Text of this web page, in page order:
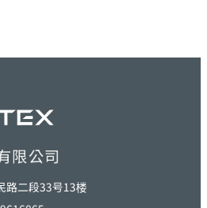
限公司
路二段33号13楼